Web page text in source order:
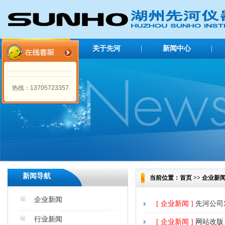
热线：13705723357
网站首页 | 关于先河
企业简介
新闻中心
公司新闻
行业新闻
新闻导航
企业新闻
行业新闻
当前位置：首页 >> 企业新
[ 企业新闻 ] 先河公
[ 企业新闻 ] 网站改版